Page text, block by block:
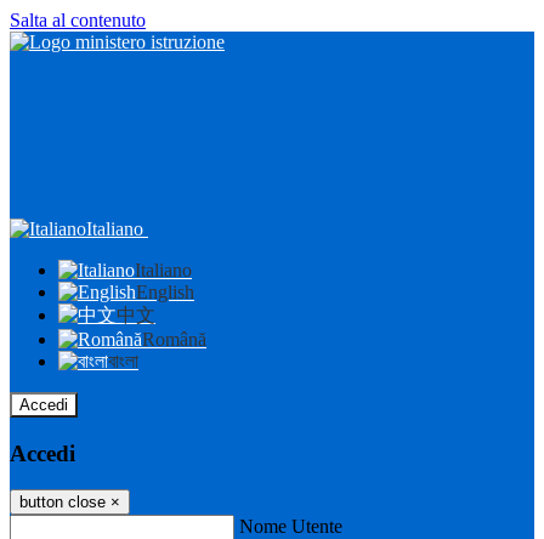
Salta al contenuto
Italiano
Italiano
English
中文
Română
বাংলা
Accedi
Accedi
button close ×
Nome Utente